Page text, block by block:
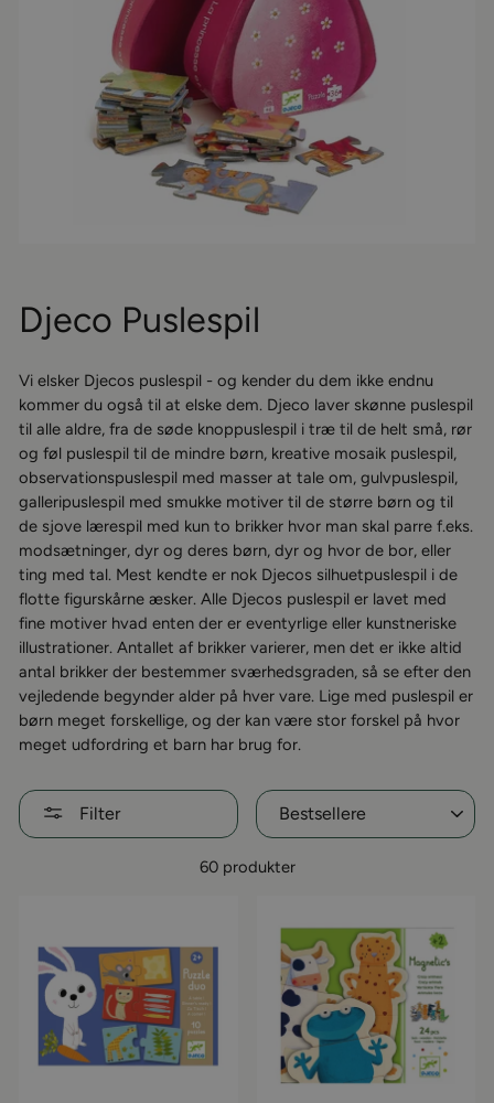
Djeco Puslespil
Vi elsker Djecos puslespil - og kender du dem ikke endnu
kommer du også til at elske dem. Djeco laver skønne puslespil
til alle aldre, fra de søde knoppuslespil i træ til de helt små, rør
og føl puslespil til de mindre børn, kreative mosaik puslespil,
observationspuslespil med masser at tale om, gulvpuslespil,
galleripuslespil med smukke motiver til de større børn og til
de sjove lærespil med kun to brikker hvor man skal parre f.eks.
modsætninger, dyr og deres børn, dyr og hvor de bor, eller
ting med tal. Mest kendte er nok Djecos silhuetpuslespil i de
flotte figurskårne æsker. Alle Djecos puslespil er lavet med
fine motiver hvad enten der er eventyrlige eller kunstneriske
illustrationer. Antallet af brikker varierer, men det er ikke altid
antal brikker der bestemmer sværhedsgraden, så se efter den
vejledende begynder alder på hver vare. Lige med puslespil er
børn meget forskellige, og der kan være stor forskel på hvor
meget udfordring et barn har brug for.
Filter
Sorter
60 produkter